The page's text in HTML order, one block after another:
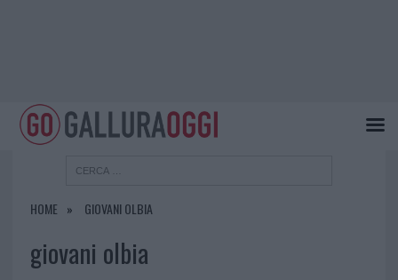
HOME GIOVANI OLBIA
giovani olbia